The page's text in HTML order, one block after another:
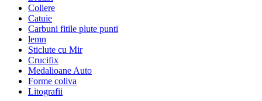
Coliere
Catuie
Carbuni fitile plute punti
lemn
Sticlute cu Mir
Crucifix
Medalioane Auto
Forme coliva
Litografii